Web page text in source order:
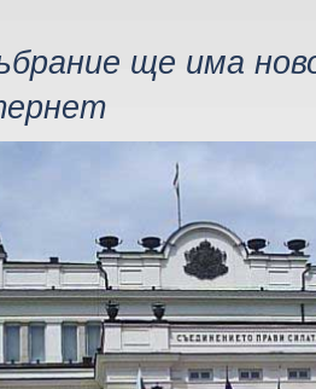
ще има